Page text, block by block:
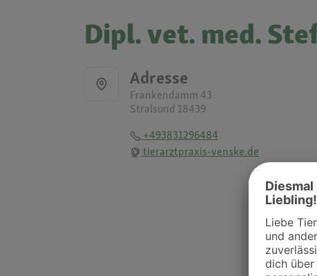
Dipl. vet. med.
Adresse
Frankendamm 43
Stralsund 18439
+493831296484
tierarztpraxis-venske.de